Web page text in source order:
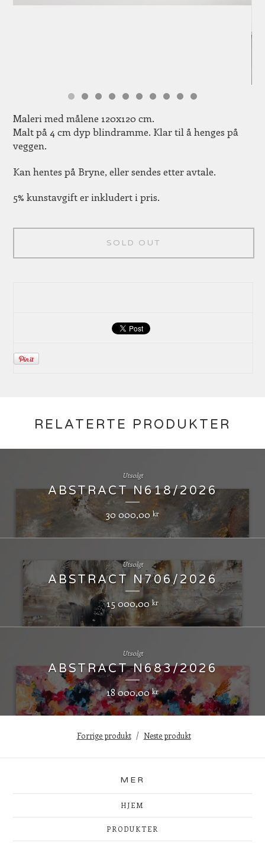
Maleri med målene 120x120 cm.
Malt på 4 cm dyp blindramme. Klar til å henges på
veggen.
Kan hentes på Bryne, eller sendes etter avtale.
5% kunstavgift er inkludert i pris.
SOLD OUT
RELATERTE PRODUKTER
ABSTRACT N618/2026
30 000,00 kr
Utsolgt
ABSTRACT N706/2026
15 000,00kr
Utsolgt
ABSTRACT N683/2026
18 000,00kr
Utsolgt
Forrige produkt Neste produkt
MER
HJEM
PRODUKTER